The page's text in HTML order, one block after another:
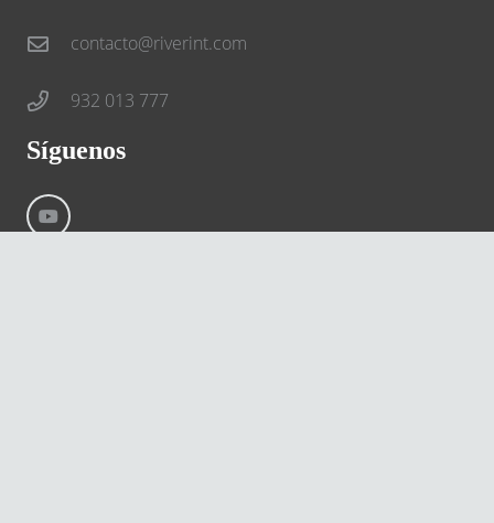
contacto@riverint.com
932 013 777
Síguenos